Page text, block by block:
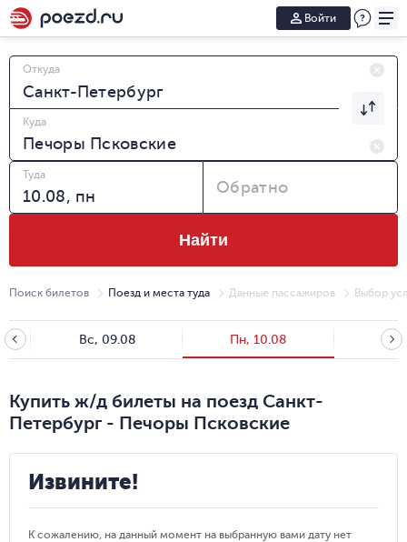
Войти
Откуда
Куда
Туда
Обратно
Найти
Поиск билетов Поезд и места туда Данные пассажиров Выбор
Вс, 09.08 Пн, 10.08
Купить ж/д билеты на поезд Санкт-
Петербург - Печоры Псковские
Извините!
К сожалению, на данный момент на выбранную вами дату нет